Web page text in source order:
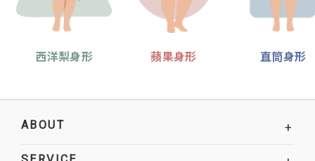
西洋梨身形 蘋果身形 直筒身形
ABOUT +